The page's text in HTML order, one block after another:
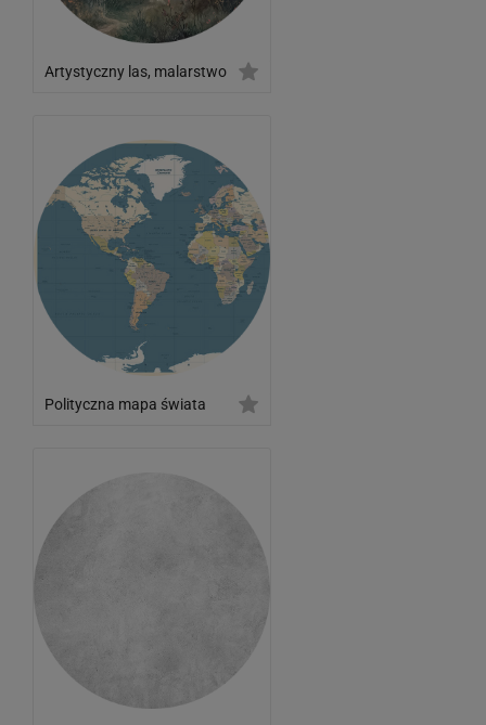
Artystyczny las, malarstwo
Polityczna mapa świata